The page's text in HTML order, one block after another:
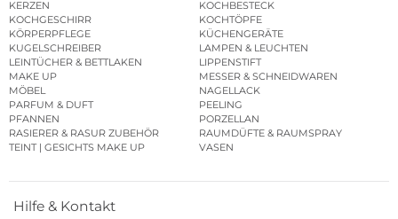
KERZEN
KOCHBESTECK
KOCHGESCHIRR
KOCHTÖPFE
KÖRPERPFLEGE
KÜCHENGERÄTE
KUGELSCHREIBER
LAMPEN & LEUCHTEN
LEINTÜCHER & BETTLAKEN
LIPPENSTIFT
MAKE UP
MESSER & SCHNEIDWAREN
MÖBEL
NAGELLACK
PARFUM & DUFT
PEELING
PFANNEN
PORZELLAN
RASIERER & RASUR ZUBEHÖR
RAUMDÜFTE & RAUMSPRAY
TEINT | GESICHTS MAKE UP
VASEN
Hilfe & Kontakt